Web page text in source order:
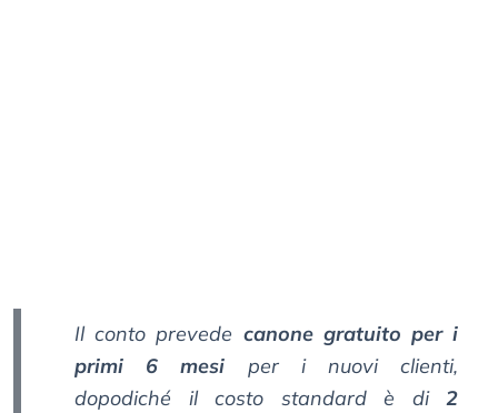
Il conto prevede canone gratuito per i
primi 6 mesi per i nuovi clienti,
dopodiché il costo standard è di 2